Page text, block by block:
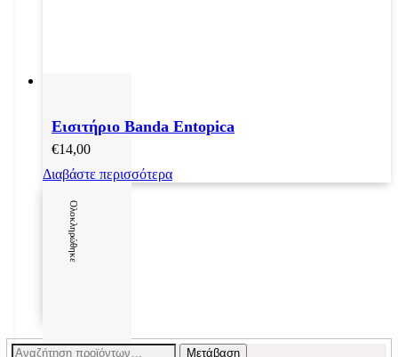
Εισιτήριο Banda Entopica
€14,00
Διαβάστε περισσότερα
Ολοκληρώθηκε
Αναζήτηση
Μετάβαση